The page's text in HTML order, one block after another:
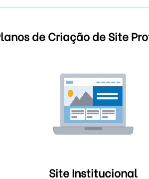
de Criação de Site
Site Institucional